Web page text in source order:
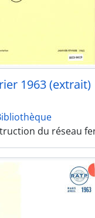
1963 (extrait)
du réseau